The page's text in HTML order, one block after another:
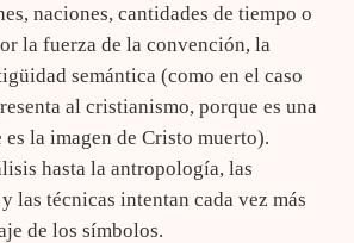
naciones, cantidades de tiempo o
la fuerza de la convención, la
semántica (como en el caso
al cristianismo, porque es una
la imagen de Cristo muerto).
hasta la antropología, las
las técnicas intentan cada vez más
de los símbolos.